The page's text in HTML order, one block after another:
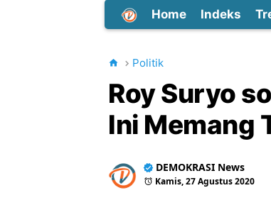
Home Indeks
Politik
Roy Suryo
Ini Memang
DEMOKRASI News
Kamis, 27 Agustus 2020